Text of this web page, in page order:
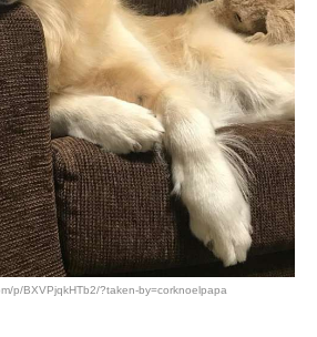
p/BXVPjqkHTb2/?taken-by=corknoelpapa